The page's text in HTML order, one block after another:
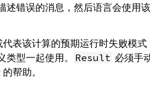
述错误的消息，然后语言会使用
代表该计算的预期运行时失败模式
型一起使用。 Result 必须手
帮助。